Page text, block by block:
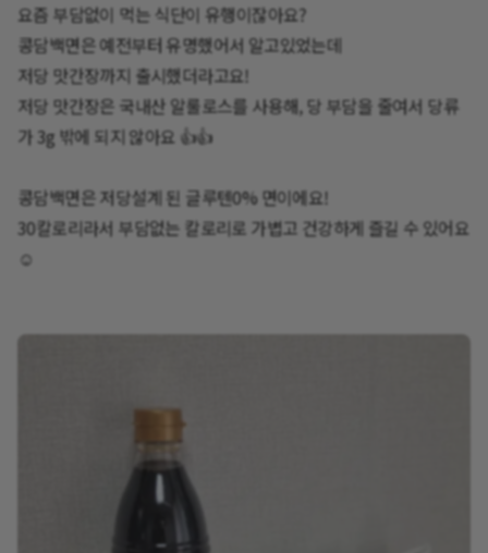
요즘 부담없이 먹는 식단이 유행이잖아요?
콩담백면은 예전부터 유명했어서 알고있었는데
저당 맛간장까지 출시했더라고요!
저당 맛간장은 국내산 알룰로스를 사용해, 당 부담을 줄여서 당류
가 3g 밖에 되지 않아요 👍👍
​콩담백면은 저당설계 된 글루텐0% 면이에요!
30칼로리라서 부담없는 칼로리로 가볍고 건강하게 즐길 수 있어요
☺️